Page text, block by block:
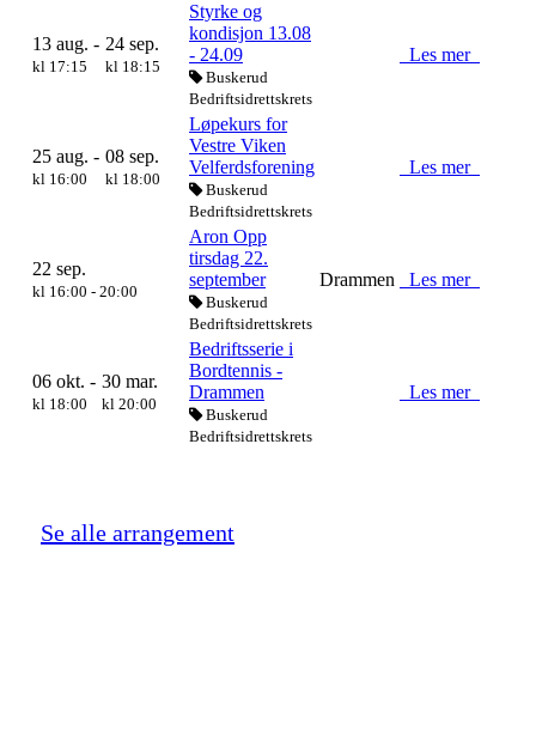
13 aug. -
kl 17:15
24 sep.
kl 18:15
Styrke og
kondisjon 13.08
- 24.09
Buskerud
Bedriftsidrettskrets
Les mer
25 aug. -
kl 16:00
08 sep.
kl 18:00
Løpekurs for
Vestre Viken
Velferdsforening
Buskerud
Bedriftsidrettskrets
Les mer
22 sep.
kl 16:00 - 20:00
Aron Opp
tirsdag 22.
september
Buskerud
Bedriftsidrettskrets
Drammen Les mer
06 okt. -
kl 18:00
30 mar.
kl 20:00
Bedriftsserie i
Bordtennis -
Drammen
Buskerud
Bedriftsidrettskrets
Les mer
Se alle arrangement